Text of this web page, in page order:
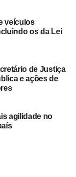
a construção
a
sistema e
na região.
Governo de
das
profissional e
às
veículos
os da Lei
de Justiça
e ações de
agilidade no